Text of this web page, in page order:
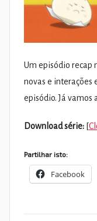
Um episódio recap
novas e interações
episódio. Já vamos
Download série: [
Partilhar isto:
Facebook